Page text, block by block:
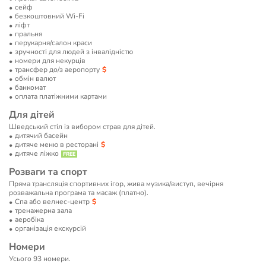
сейф
безкоштовний Wi-Fi
ліфт
пральня
перукарня/салон краси
зручності для людей з інвалідністю
номери для некурців
трансфер до/з аеропорту
обмін валют
банкомат
оплата платіжними картами
Для дітей
Шведський стіл із вибором страв для дітей.
дитячий басейн
дитяче меню в ресторані
дитяче ліжко
Розваги та спорт
Пряма трансляція спортивних ігор, жива музика/виступ, вечірня
розважальна програма та масаж (платно).
Спа або велнес-центр
тренажерна зала
аеробіка
організація екскурсій
Номери
Усього 93 номери.